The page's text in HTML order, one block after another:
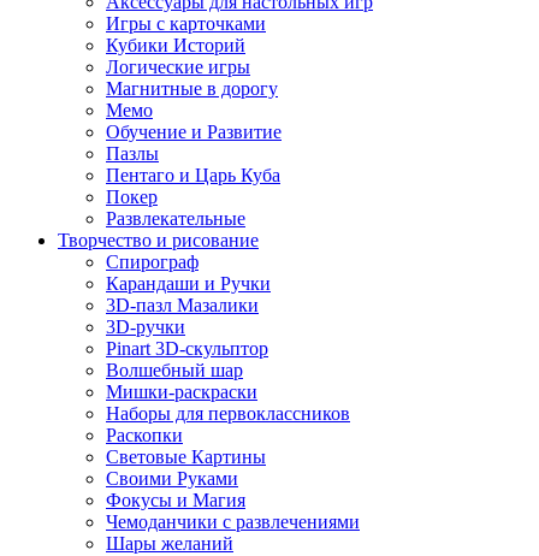
Игры с карточками
Кубики Историй
Логические игры
Магнитные в дорогу
Мемо
Обучение и Развитие
Пазлы
Пентаго и Царь Куба
Покер
Развлекательные
Творчество и рисование
Спирограф
Карандаши и Ручки
3D-пазл Мазалики
3D-ручки
Pinart 3D-скульптор
Волшебный шар
Мишки-раскраски
Наборы для первоклассников
Раскопки
Световые Картины
Своими Руками
Фокусы и Магия
Чемоданчики с развлечениями
Шары желаний